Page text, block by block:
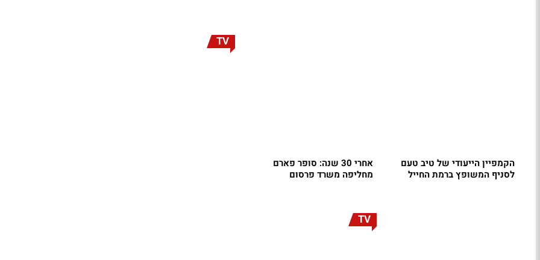
הקמפיין הייעודי של טיב טעם
לסניף המשופץ ברמת החייל
אחרי 30 שנה: סופר פארם
מחליפה משרד פרסום
TV
TV